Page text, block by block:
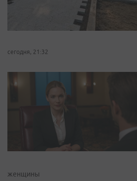
сегодня, 21:32
женщины